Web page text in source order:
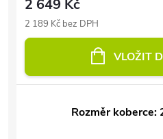
2 649 Kč
2 189 Kč bez DPH
VLOŽIT
Rozměr koberce: